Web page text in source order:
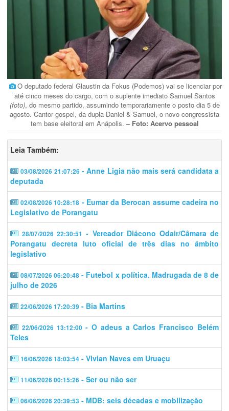
O deputado federal Glaustin da Fokus (Podemos) vai se licenciar por
até cinco meses do cargo, com o suplente imediato Samuel Santos
(foto), do mesmo partido, assumindo temporariamente o posto dia 5 de
agosto. Cantor gospel, da dupla Daniel & Samuel, o novo congressista
tem base eleitoral em Anápolis. – Foto: Acervo pessoal
Leia Também:
03/08/2026 21:07:26 - Anne Ligia não mais será candidata a
deputada
02/08/2026 10:28:18 - Eumar da Berocan assume cadeira no
Legislativo de Porangatu
28/07/2026 22:30:51 - Vereador Diácono Odair/Câmara de
Porangatu decreta luto oficial de três dias no âmbito
legislativo
08/07/2026 06:20:48 - Futebol x política. Madrugada de 8 de
julho de 2026
22/06/2026 17:20:39 - Bia Martins
22/06/2026 13:12:00- O adeus a Carlos Francisco Belém
Teles
16/06/2026 18:03:54 - Vivian Naves em Uruaçu
11/06/2026 00:15:26 - Ser ou não ser
06/06/2026 20:39:53 - MDB: seis décadas e mobilização